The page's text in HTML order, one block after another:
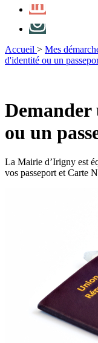
Accueil > Mes
d'identité ou un
ou un
La Mairie d’Irigny est
vos passeport et Carte